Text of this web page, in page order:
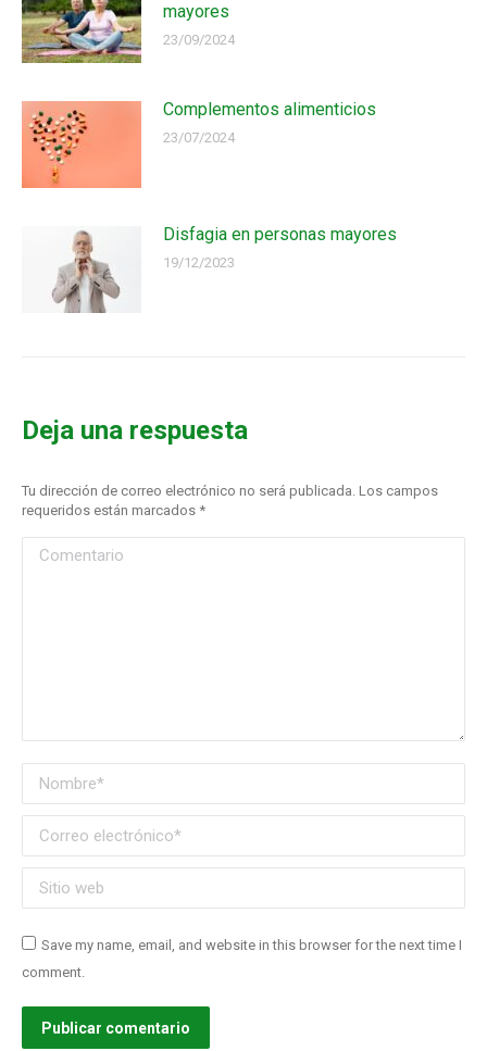
mayores
23/09/2024
Complementos alimenticios
23/07/2024
Disfagia en personas mayores
19/12/2023
Deja una respuesta
Tu dirección de correo electrónico no será publicada. Los campos
requeridos están marcados *
Comentario
Nombre *
Correo electrónico *
Sitio web
Save my name, email, and website in this browser for the next time I
comment.
Publicar comentario